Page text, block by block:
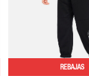
REBAJAS